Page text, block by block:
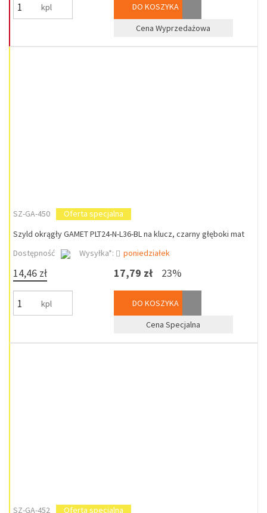
kpl
DO KOSZYKA
Cena Wyprzedażowa
SZ-GA-450
Oferta specjalna
Szyld okrągły GAMET PLT24-N-L36-BL na klucz, czarny głęboki mat
Dostępność
Wysyłka*: poniedziałek
14,46 zł
kpl
17,79 zł 23%
DO KOSZYKA
Cena Specjalna
SZ-GA-452 Oferta specjalna